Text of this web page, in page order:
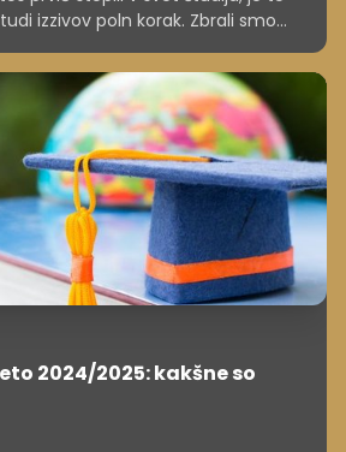
izzivov poln korak. Zbrali smo
lahko pomagajo pri uspešnem
2024/2025: kakšne so